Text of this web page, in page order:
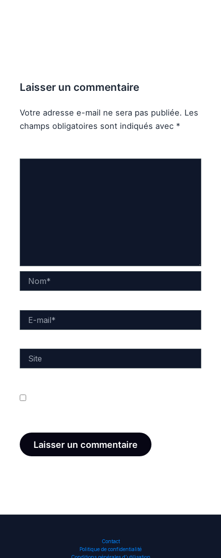
Laisser un commentaire
Votre adresse e-mail ne sera pas publiée. Les
champs obligatoires sont indiqués avec *
mail*
Contact
Politique de confidentialité